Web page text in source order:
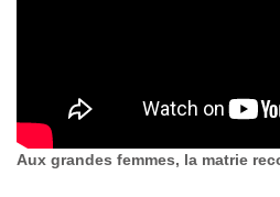
Aux grandes femmes, la matrie